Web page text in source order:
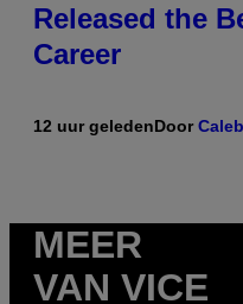
Released the
Career
12 uur geledenDoor
MEER
VAN VICE